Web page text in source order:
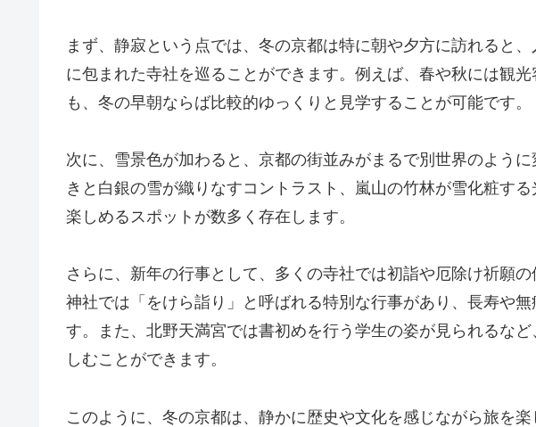
まず、静寂という点では、冬の京都は特に朝や夕方に訪れると
に包まれた寺社を巡ることができます。例えば、春や秋には観
も、冬の早朝ならば比較的ゆっくりと見学することが可能です。
次に、雪景色が加わると、京都の街並みがまるで別世界のよう
きと白銀の雪が織りなすコントラスト、嵐山の竹林が雪化粧す
楽しめるスポットが数多く存在します。
さらに、新年の行事として、多くの寺社では初詣や厄除け祈願
神社では「をけら詣り」と呼ばれる特別な行事があり、長寿や
す。また、北野天満宮では書初めを行う学生の姿が見られるな
しむことができます。
このように、冬の京都は、静かに歴史や文化を感じながら旅を